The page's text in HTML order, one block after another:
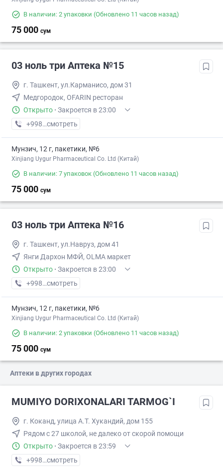
В наличии: 2 упаковки (Обновлено 11 часов назад)
75 000 сум
03 ноль три Аптека №15
г. Ташкент, ул.Карманисо, дом 31
Медгородок, OFARIN ресторан
Открыто · Закроется в 23:00
+998 (77) XXX-XX-XX
смотреть
Мунзич, 12 г, пакетики, №6
Xinjiang Uygur Pharmaceutical Co. Ltd (Китай)
В наличии: 7 упаковок (Обновлено 11 часов назад)
75 000 сум
03 ноль три Аптека №16
г. Ташкент, ул.Навруз, дом 41
Янги Дархон МФЙ, OLMA маркет
Открыто · Закроется в 23:00
+998 (77) XXX-XX-XX
смотреть
Мунзич, 12 г, пакетики, №6
Xinjiang Uygur Pharmaceutical Co. Ltd (Китай)
В наличии: 2 упаковки (Обновлено 11 часов назад)
75 000 сум
Аптеки в других городах
MUMIYO DORIXONALARI TARMOG`I
г. Коканд, улица А.Т. Хукандий, дом 155
Рядом с 27 школой, не далеко от скорой помощи
Открыто · Закроется в 23:59
+998 (91) XXX-XX-XX
смотреть